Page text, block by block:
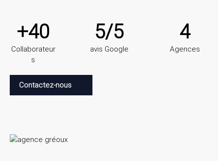
+40
Collaborateur
s
5/5
avis Google
4
Agences
Contactez-nous